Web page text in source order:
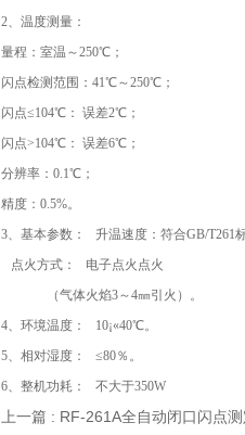
2、温度测量：
量程：室温～250℃；
闪点检测范围：41℃～250℃；
闪点≤104℃： 误差2℃；
闪点>104℃： 误差6℃；
分辨率：0.1℃；
精度：0.5%。
3、基本参数： 升温速度：符合GB/T261
点火方式： 电子点火点火
（气体火焰3～4㎜引火）。
4、环境温度： 10¡«40℃。
5、相对湿度： ≤80％。
6、整机功耗： 不大于350W
上一篇 : RF-261A全自动闭口闪点